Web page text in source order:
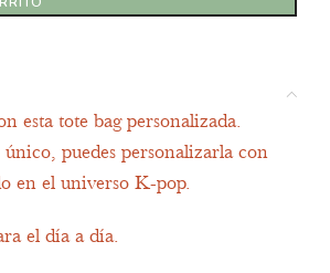
esta tote bag personalizada.
puedes personalizarla con
en el universo K-pop.
el día a día.